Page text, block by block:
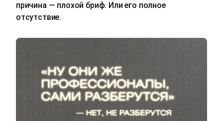
причина — плохой бриф. Или его полное
отсутствие.